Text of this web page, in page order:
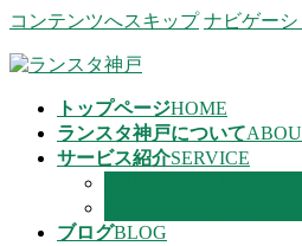
コンテンツへスキップ ナビゲー
トップページHOME
ランスタ神戸について
サービス紹介SERVICE
ブログBLOG